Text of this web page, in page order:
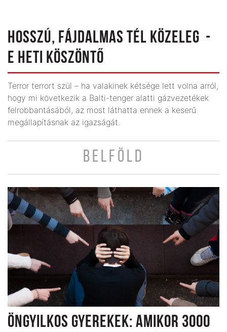
HOSSZÚ, FÁJDALMAS TÉL KÖZELEG -
E HETI KÖSZÖNTŐ
Terror terrort szül – ha valakinek kétsége lett volna arról,
hogy mi következik a Balti-tenger alatti gázvezetékek
felrobbantásából, az most láthatta ennek a keserű
megállapításnak az igazságát.
BELFÖLD
ÖNGYILKOS GYEREKEK: AMIKOR 3000